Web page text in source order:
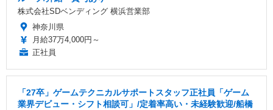
株式会社SDベンディング 横浜営業部
神奈川県
月給37万4,000円～
正社員
「27卒」ゲームテクニカルサポートスタッフ正社員「ゲーム
業界デビュー・シフト相談可」/定着率高い・未経験歓迎/船橋